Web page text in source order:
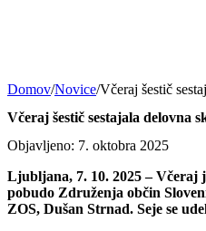
Domov/Novice/Včeraj šestič
Včeraj šestič sestajala delovna
Objavljeno: 7. oktobra 2025
Ljubljana, 7. 10. 2025 – Včeraj
pobudo Združenja občin
ZOS, Dušan Strnad. Seje se